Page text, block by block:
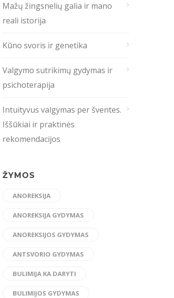
Mažų žingsnelių galia ir mano
reali istorija
Kūno svoris ir genetika
Valgymo sutrikimų gydymas ir
psichoterapija
Intuityvus valgymas per šventes.
Iššūkiai ir praktinės
rekomendacijos
ŽYMOS
ANOREKSIJA
ANOREKSIJA GYDYMAS
ANOREKSIJOS GYDYMAS
ANTSVORIO GYDYMAS
BULIMIJA KA DARYTI
BULIMIJOS GYDYMAS